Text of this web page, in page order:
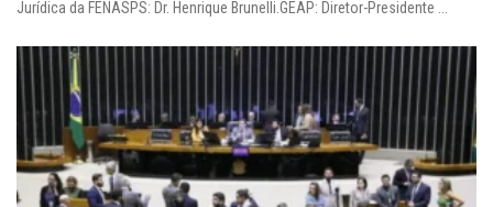
Jurídica da FENASPS: Dr. Henrique Brunelli.GEAP: Diretor-Presidente ...